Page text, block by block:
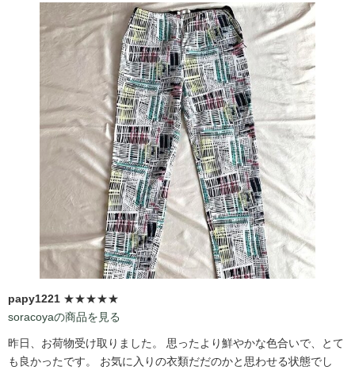
papy1221 ★★★★★
soracoyaの商品を見る
昨日、お荷物受け取りました。 思ったより鮮やかな色合いで、とて
も良かったです。 お気に入りの衣類だだのかと思わせる状態でし